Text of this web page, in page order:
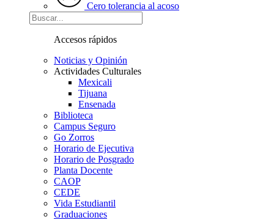
Cero tolerancia al acoso
Accesos rápidos
Noticias y Opinión
Actividades Culturales
Mexicali
Tijuana
Ensenada
Biblioteca
Campus Seguro
Go Zorros
Horario de Ejecutiva
Horario de Posgrado
Planta Docente
CAOP
CEDE
Vida Estudiantil
Graduaciones